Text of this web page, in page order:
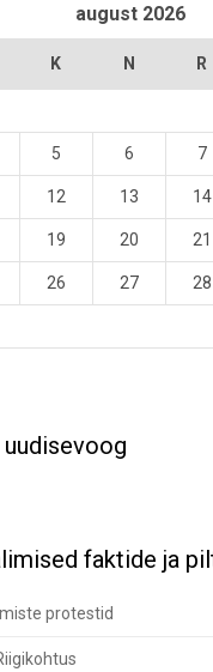
august 2026
K N R
5 6 7
12 13 14
19 20 21
26 27 28
faktide ja
protestid